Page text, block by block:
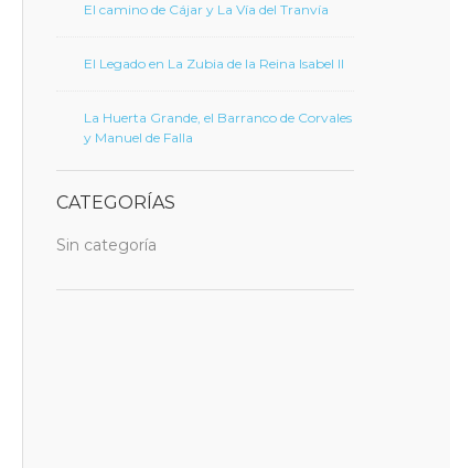
El camino de Cájar y La Vía del Tranvía
El Legado en La Zubia de la Reina Isabel II
La Huerta Grande, el Barranco de Corvales
y Manuel de Falla
CATEGORÍAS
Sin categoría